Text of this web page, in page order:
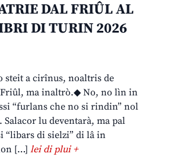
DAL FRIÛL AL
DI TURIN 2026
steit a cirînus, noaltris de
Friûl, ma inaltrò.◆ No, no lìn in
“furlans che no si rindin” nol
Salacor lu deventarà, ma pal
“libars di sielzi” di lâ in
[…]lei di plui +